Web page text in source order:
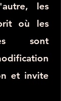
les
où les
sont
et invite